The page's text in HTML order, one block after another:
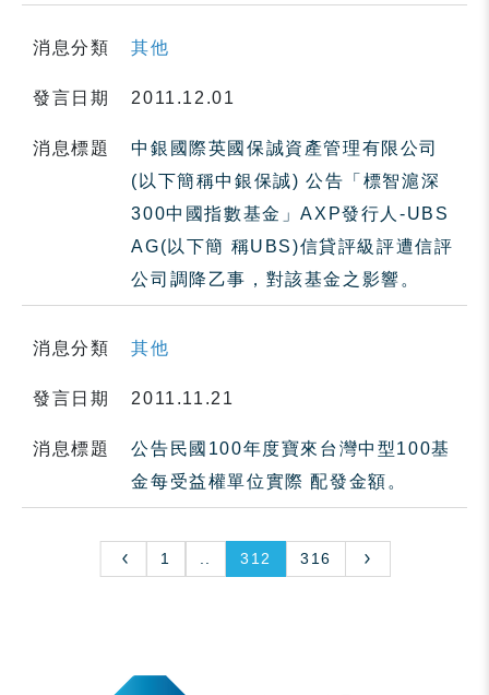
消息分類 其他
發言日期 2011.12.01
消息標題
中銀國際英國保誠資產管理有限公司
(以下簡稱中銀保誠) 公告「標智滬深
300中國指數基金」AXP發行人-UBS
AG(以下簡 稱UBS)信貸評級評遭信評
公司調降乙事，對該基金之影響。
消息分類 其他
發言日期 2011.11.21
消息標題
公告民國100年度寶來台灣中型100基
金每受益權單位實際 配發金額。
1 312 316